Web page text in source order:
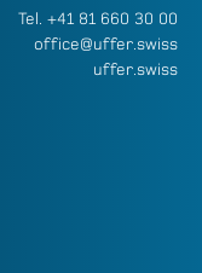
Tel. +41 81 660 30 00
office@uffer.swiss
uffer.swiss